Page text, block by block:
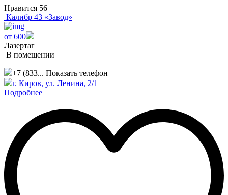
Нравится 56
Калибр 43 «Завод»
от 600
Лазертаг
В помещении
+7 (833... Показать телефон
г. Киров, ул. Ленина, 2/1
Подробнее